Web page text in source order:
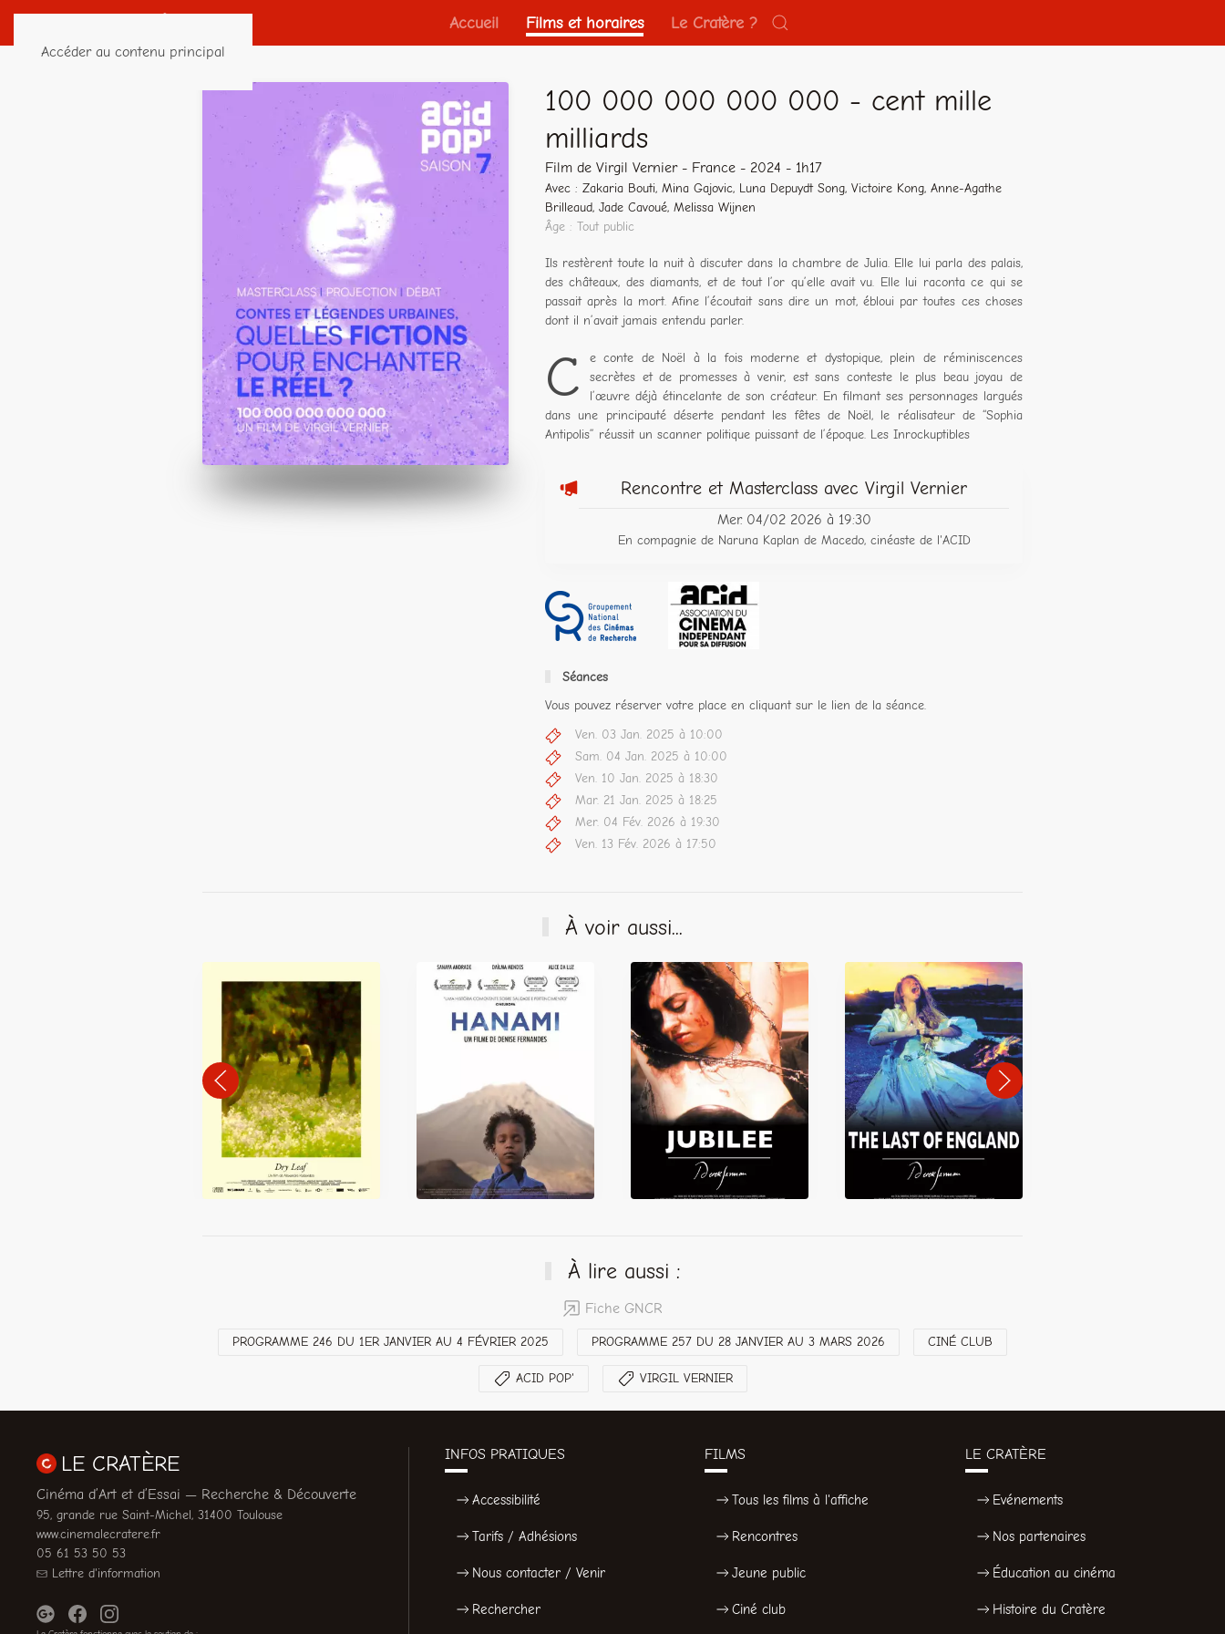
Accéder au contenu principal
Accueil Films et horaires Le Cratère ?
100 000 000 000 000 - cent mille
milliards
Film de Virgil Vernier - France - 2024 - 1h17
Avec : Zakaria Bouti, Mina Gajovic, Luna Depuydt Song, Victoire Kong, Anne-Agathe
Brilleaud, Jade Cavoué, Melissa Wijnen
Âge : Tout public
Ils restèrent toute la nuit à discuter dans la chambre de Julia. Elle lui parla des palais,
des châteaux, des diamants, et de tout l’or qu’elle avait vu. Elle lui raconta ce qui se
passait après la mort. Afine l’écoutait sans dire un mot, ébloui par toutes ces choses
dont il n’avait jamais entendu parler.
C
e conte de Noël à la fois moderne et dystopique, plein de réminiscences
secrètes et de promesses à venir, est sans conteste le plus beau joyau de
l’œuvre déjà étincelante de son créateur. En filmant ses personnages largués
dans une principauté déserte pendant les fêtes de Noël, le réalisateur de “Sophia
Antipolis” réussit un scanner politique puissant de l’époque. Les Inrockuptibles
Rencontre et Masterclass avec Virgil Vernier
Mer. 04/02 2026 à 19:30
En compagnie de Naruna Kaplan de Macedo, cinéaste de l'ACID
Séances
Vous pouvez réserver votre place en cliquant sur le lien de la séance.
Ven. 03 Jan. 2025 à 10:00
Sam. 04 Jan. 2025 à 10:00
Ven. 10 Jan. 2025 à 18:30
Mar. 21 Jan. 2025 à 18:25
Mer. 04 Fév. 2026 à 19:30
Ven. 13 Fév. 2026 à 17:50
À voir aussi...
À lire aussi :
Fiche GNCR
PROGRAMME 246 DU 1ER JANVIER AU 4 FÉVRIER 2025 PROGRAMME 257 DU 28 JANVIER AU 3 MARS 2026 CINÉ CLUB
ACID POP' VIRGIL VERNIER
LE CRATÈRE
Cinéma d’Art et d’Essai — Recherche & Découverte
95, grande rue Saint-Michel, 31400 Toulouse
www.cinemalecratere.fr
05 61 53 50 53
Lettre d'information
INFOS PRATIQUES
Accessibilité
Tarifs / Adhésions
Nous contacter / Venir
Rechercher
FILMS
Tous les films à l'affiche
Rencontres
Jeune public
Ciné club
LE CRATÈRE
Evénements
Nos partenaires
Éducation au cinéma
Histoire du Cratère